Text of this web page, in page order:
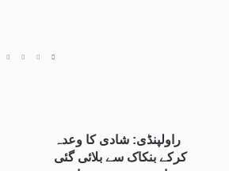
راولپنڈی: شادی کا وعدہ
کرکے بنکاک سے بلائی گئی